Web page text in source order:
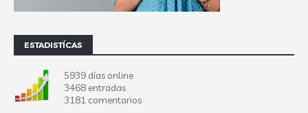
ESTADISTÍCAS
5939 días online
3468 entradas
3181 comentarios